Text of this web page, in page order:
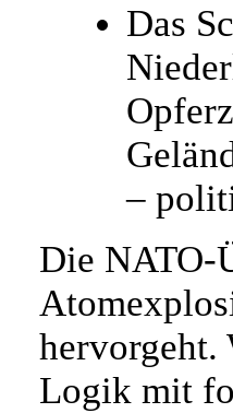
Das
–
Die NATO-
Logik mit